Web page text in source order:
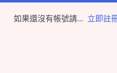
如果還沒有帳號請... 立即註